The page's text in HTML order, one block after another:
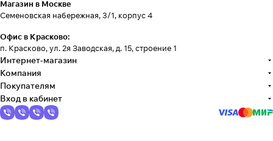
Магазин в Москве
Семеновская набережная, 3/1, корпус 4
Офис в Красково:
п. Красково, ул. 2я Заводская, д. 15, строение 1
Интернет-магазин
Компания
Покупателям
Вход в кабинет